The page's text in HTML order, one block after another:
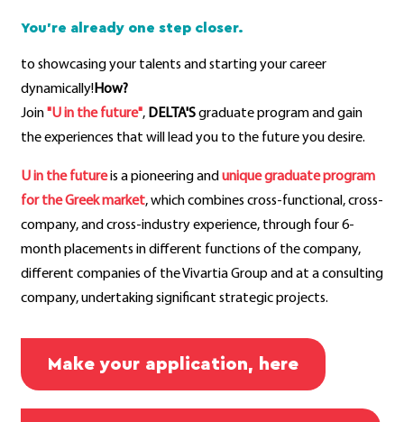
You’re already one step closer.
to showcasing your talents and starting your career
dynamically!How?
Join"U in the future", DELTA'Sgraduate program and gain
the experiences that will lead you to the future you desire.
U in the futureis a pioneering andunique graduate program
for the Greek market, which combines cross-functional, cross-
company, and cross-industry experience, through four 6-
month placements in different functions of the company,
different companies of the Vivartia Group and at a consulting
company, undertaking significant strategic projects.
Make your application, here